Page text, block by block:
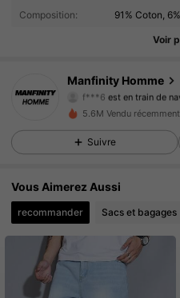
Composition:
91% Coton,
Voir
Manfinity Homme
f***6 est en train de
4.91
607K Suiveurs
4.91 607K Suiveurs
607K Suiveurs
5.6M Vendu récemment
Suivre
Vous Aimerez Aussi
recommander Sacs et bagages